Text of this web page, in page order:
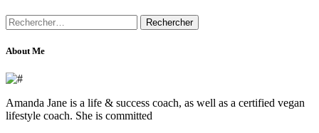
Rechercher :
About Me
Amanda Jane is a life & success coach, as well as a certified vegan
lifestyle coach. She is committed